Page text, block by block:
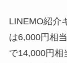
LINEMO紹介
は6,000円相
で14,000円相